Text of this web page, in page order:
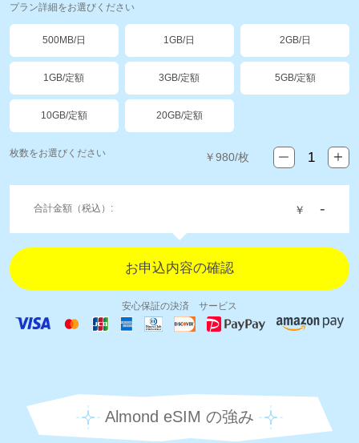
プラン詳細をお選びください
500MB/日 1GB/日 2GB/日
1GB/定額 3GB/定額 5GB/定額
10GB/定額 20GB/定額
枚数をお選びください ￥980/枚
合計金額（税込）: ￥ -
安心保証の決済 サービス
Almond eSIM の強み